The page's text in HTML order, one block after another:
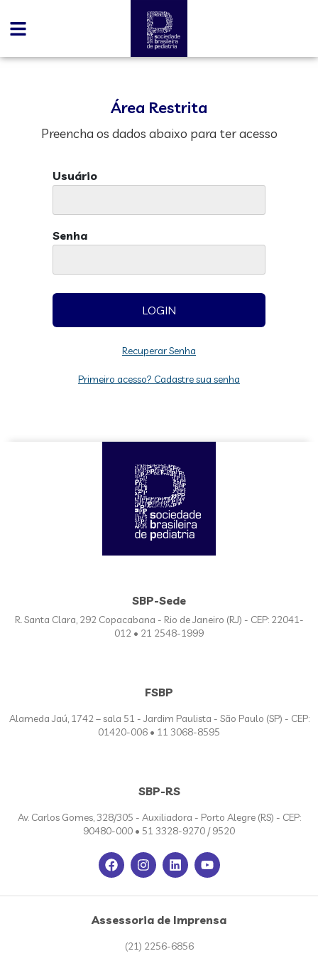
Área Restrita
Preencha os dados abaixo para ter acesso
Usuário
Senha
Recuperar Senha
Primeiro acesso? Cadastre sua senha
SBP-Sede
R. Santa Clara, 292 Copacabana - Rio de Janeiro (RJ) - CEP: 22041-
012 • 21 2548-1999
FSBP
Alameda Jaú, 1742 – sala 51 - Jardim Paulista - São Paulo (SP) - CEP:
01420-006 • 11 3068-8595
SBP-RS
Av. Carlos Gomes, 328/305 - Auxiliadora - Porto Alegre (RS) - CEP:
90480-000 • 51 3328-9270 / 9520
Assessoria de Imprensa
(21) 2256-6856